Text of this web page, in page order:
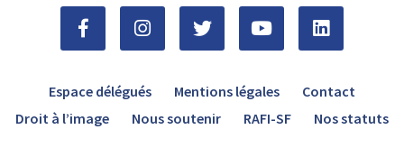
Espace délégués Mentions légales
Contact
Droit à l’image
Nous soutenir RAFI-SF Nos statuts